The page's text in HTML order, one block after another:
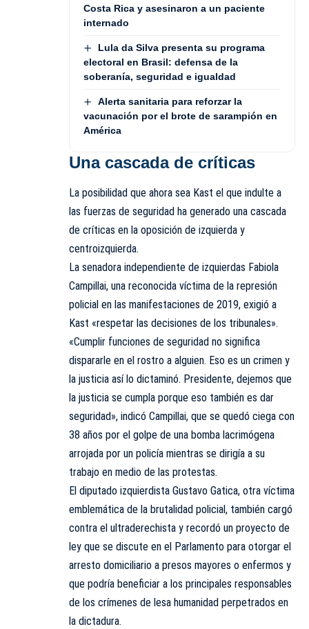
Costa Rica y asesinaron a un paciente
internado
Lula da Silva presenta su programa
electoral en Brasil: defensa de la
soberanía, seguridad e igualdad
Alerta sanitaria para reforzar la
vacunación por el brote de sarampión en
América
Una cascada de críticas
La posibilidad que ahora sea Kast el que indulte a
las fuerzas de seguridad ha generado una cascada
de críticas en la oposición de izquierda y
centroizquierda.
La senadora independiente de izquierdas Fabiola
Campillai, una reconocida víctima de la represión
policial en las manifestaciones de 2019, exigió a
Kast «respetar las decisiones de los tribunales».
«Cumplir funciones de seguridad no significa
dispararle en el rostro a alguien. Eso es un crimen y
la justicia así lo dictaminó. Presidente, dejemos que
la justicia se cumpla porque eso también es dar
seguridad», indicó Campillai, que se quedó ciega con
38 años por el golpe de una bomba lacrimógena
arrojada por un policía mientras se dirigía a su
trabajo en medio de las protestas.
El diputado izquierdista Gustavo Gatica, otra víctima
emblemática de la brutalidad policial, también cargó
contra el ultraderechista y recordó un proyecto de
ley que se discute en el Parlamento para otorgar el
arresto domiciliario a presos mayores o enfermos y
que podría beneficiar a los principales responsables
de los crímenes de lesa humanidad perpetrados en
la dictadura.